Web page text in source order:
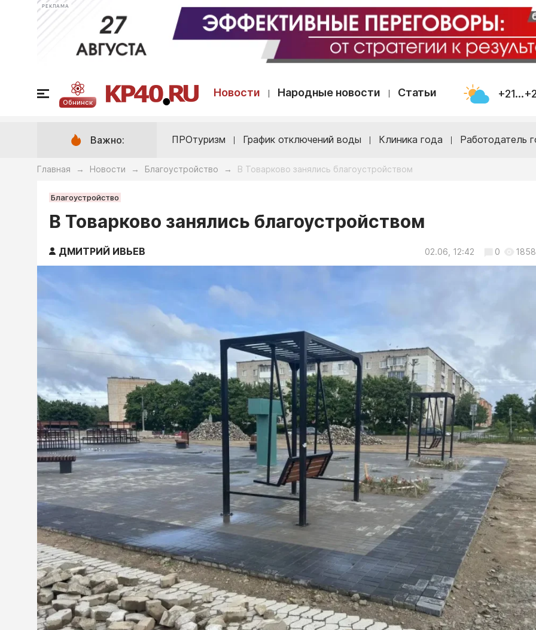
РЕКЛАМА
Обнинск
Новости Народные новости Статьи
Важно: ПРОтуризм График отключений воды Клиника года Работодатель
Главная → Новости → Благоустройство → В Товарково занялись благоустройством
Благоустройство
В Товарково занялись благоустройством
ДМИТРИЙ ИВЬЕВ 02.06, 12:42 0 1858